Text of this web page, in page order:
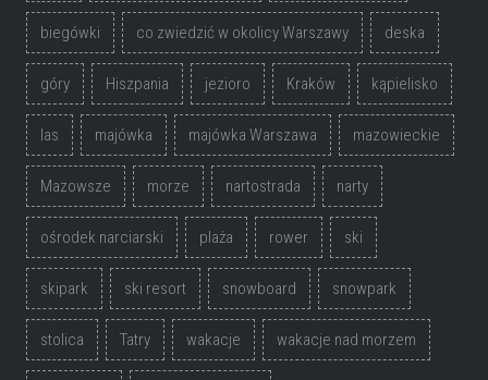
biegówki co zwiedzić w okolicy Warszawy deska
góry Hiszpania jezioro Kraków kąpielisko
las majówka majówka Warszawa mazowieckie
Mazowsze morze nartostrada narty
ośrodek narciarski plaża rower ski
skipark ski resort snowboard snowpark
stolica Tatry wakacje wakacje nad morzem